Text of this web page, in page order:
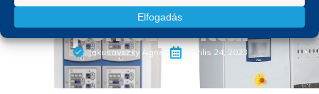
porközponttal
Jakusovszky Ágnes április 24, 2023